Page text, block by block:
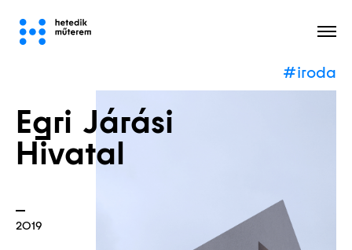
Minden
#iroda
Egri Járási
Hivatal
2019